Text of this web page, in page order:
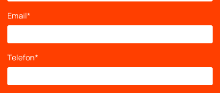
Email*
Telefon*